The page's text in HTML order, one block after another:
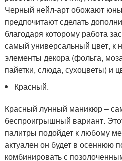
Черный нейл-арт обожают
предпочитают сделать
благодаря которому работа
самый универсальный цвет, к
элементы декора (фольга,
пайетки, слюда, сухоцветы) и
Красный.
Красный лунный маникюр –
беспроигрышный вариант.
палитры подойдет к любому
актуален он будет в осеннюю
комбинировать с